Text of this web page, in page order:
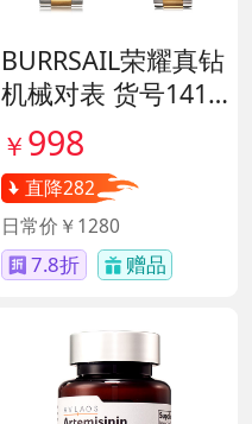
BURRSAIL荣耀真钻
机械对表 货号1412
￥ 998
直降282
日常价￥1280
7.8折 赠品